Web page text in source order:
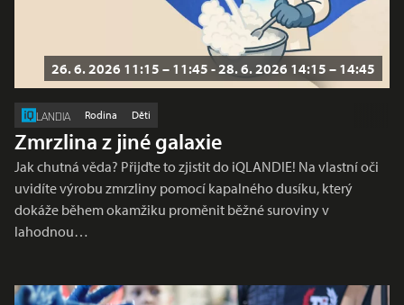
26. 6. 2026 11:15 – 11:45 - 28. 6. 2026 14:15 – 14:45
LANDIA Rodina Děti
Zmrzlina z jiné galaxie
Jak chutná věda? Přijďte to zjistit do iQLANDIE! Na vlastní oči
uvidíte výrobu zmrzliny pomocí kapalného dusíku, který
dokáže během okamžiku proměnit běžné suroviny v
lahodnou…